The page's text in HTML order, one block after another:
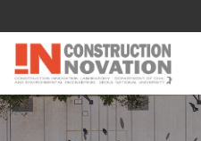
로
메
뉴